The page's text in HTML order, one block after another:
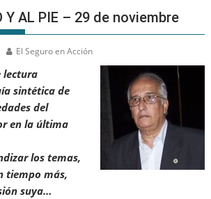
Y AL PIE – 29 de noviembre
El Seguro en Acción
lectura
sintética de
del
en la última
los temas,
tiempo más,
suya…